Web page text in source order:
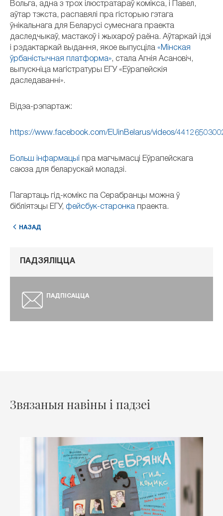
Вольга, адна з трох ілюстратараў комікса, і Павел,
аўтар тэкста, распавялі пра гісторыю гэтага
ўнікальнага для Беларусі сумеснага праекта
даследчыкаў, мастакоў і жыхароў раёна. Аўтаркай ідэі
і рэдактаркай выдання, якое выпусціла «Мінская
ўрбаністычная платформа», стала Агнія Асановіч,
выпускніца магістратуры ЕГУ «Еўрапейскія
даследаванні».
Відэа-рэпартаж:
https://www.facebook.com/EUinBelarus/videos/
Больш інфармацыі пра магчымасці Еўрапейскага
саюза для беларускай моладзі.
Пагартаць гід-комікс па Серабранцы можна ў
бібліятэцы ЕГУ, фейсбук-старонка праекта.
НАЗАД
ПАДЗЯЛІЦЦА
ПАДПІСАЦЦА
Звязаныя навіны і падзеі